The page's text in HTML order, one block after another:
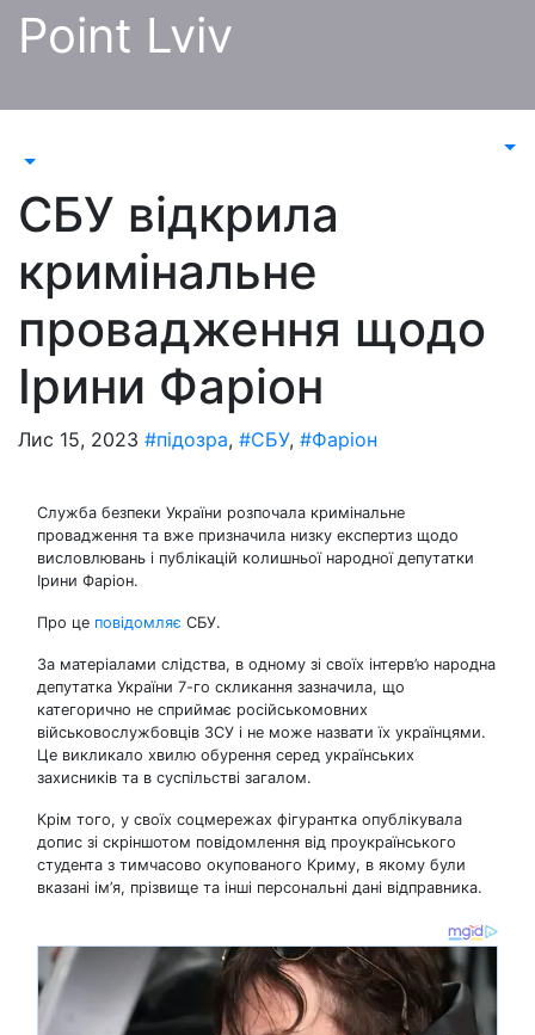
Перейти
Point Lviv
СБУ відкрила
кримінальне
провадження щодо
Ірини Фаріон
Лис 15, 2023 #підозра, #СБУ, #Фаріон
Служба безпеки України розпочала кримінальне
провадження та вже призначила низку експертиз щодо
висловлювань і публікацій колишньої народної депутатки
Ірини Фаріон.
Про це повідомляє СБУ.
За матеріалами слідства, в одному зі своїх інтерв’ю народна
депутатка України 7-го скликання зазначила, що
категорично не сприймає російськомовних
військовослужбовців ЗСУ і не може назвати їх українцями.
Це викликало хвилю обурення серед українських
захисників та в суспільстві загалом.
Крім того, у своїх соцмережах фігурантка опублікувала
допис зі скріншотом повідомлення від проукраїнського
студента з тимчасово окупованого Криму, в якому були
вказані ім’я, прізвище та інші персональні дані відправника.